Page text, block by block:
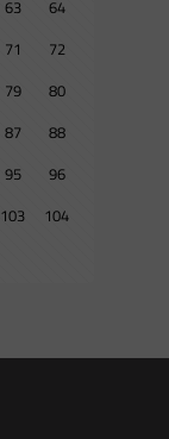
63
64
71
72
79
80
87
88
95
96
103
104